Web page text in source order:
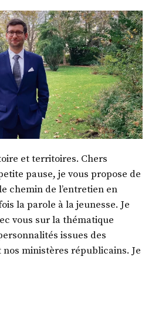
et territoires. Chers
pause, je vous propose de
chemin de l’entretien en
la parole à la jeunesse. Je
vous sur la thématique
issues des
ministères républicains. Je